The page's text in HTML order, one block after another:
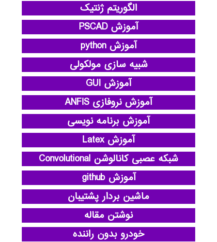
الگوریتم ژنتیک
آموزش PSCAD
آموزش python
شبیه سازی مولکولی
آموزش GUI
آموزش نروفازی ANFIS
آموزش برنامه نویسی
آموزش Latex
شبکه عصبی کانالوشن Convolutional
آموزش github
ماشین بردار پشتیبان
نوشتن مقاله
خودرو بدون راننده